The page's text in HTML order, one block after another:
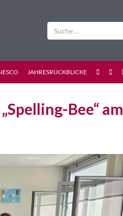
JAHRESRÜCKBLICKE
Bee“ am